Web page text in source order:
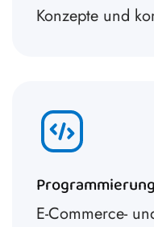
Konzepte und
Programmierung
E-Commerce-